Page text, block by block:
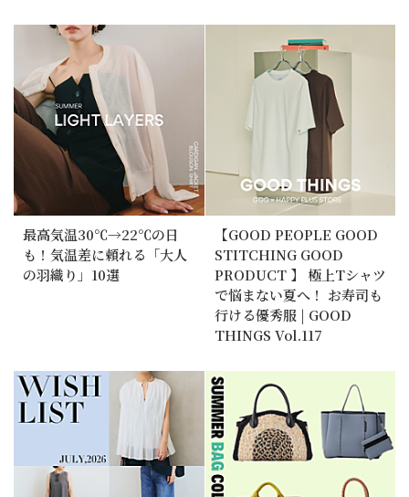
最高気温30℃→22℃の日
も！気温差に頼れる「大人
の羽織り」10選
【GOOD PEOPLE GOOD
STITCHING GOOD
PRODUCT 】 極上Tシャツ
で悩まない夏へ！ お寿司も
行ける優秀服 | GOOD
THINGS Vol.117